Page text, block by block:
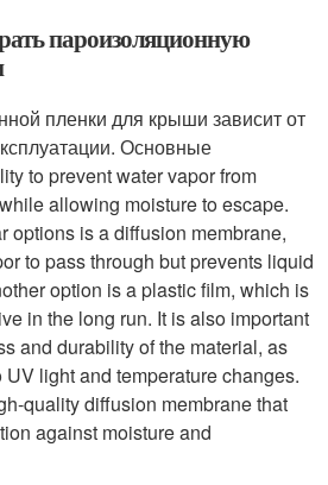
пароизоляционную
пленки для крыши зависит от
Основные
to prevent water vapor from
allowing moisture to escape.
options is a diffusion membrane,
to pass through but prevents liquid
option is a plastic film, which is
in the long run. It is also important
and durability of the material, as
light and temperature changes.
quality diffusion membrane that
against moisture and